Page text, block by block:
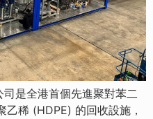
是全港首個先進聚對苯二
稀 (HDPE) 的回收設施，